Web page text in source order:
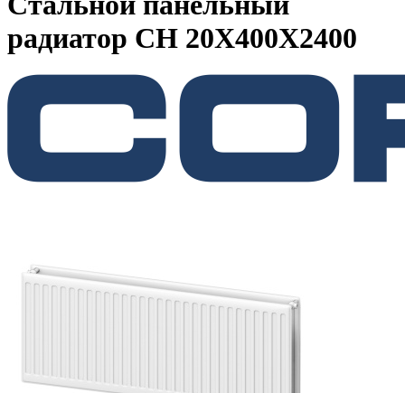
радиатор CH 20Х400Х2400